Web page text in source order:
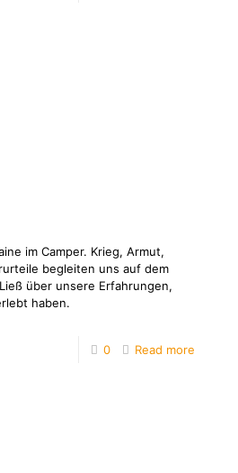
im Camper. Krieg, Armut,
begleiten uns auf dem
über unsere Erfahrungen,
haben.
0 Read more